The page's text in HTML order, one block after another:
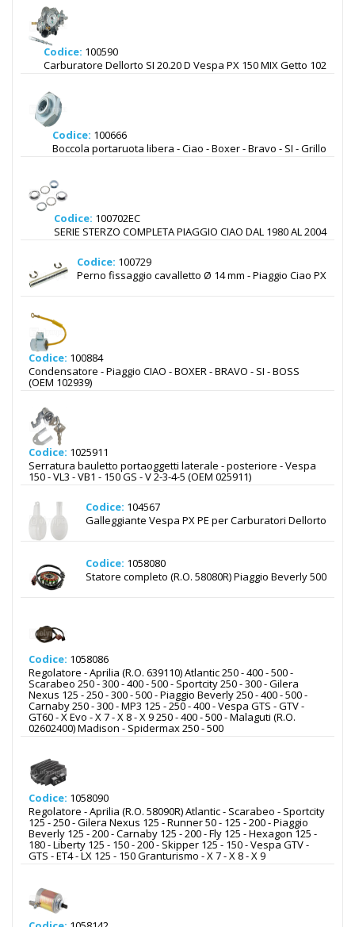
Codice: 100590
Carburatore Dellorto SI 20.20 D Vespa PX 150 MIX Getto 102
Codice: 100666
Boccola portaruota libera - Ciao - Boxer - Bravo - SI - Grillo
Codice: 100702EC
SERIE STERZO COMPLETA PIAGGIO CIAO DAL 1980 AL 2004
Codice: 100729
Perno fissaggio cavalletto Ø 14 mm - Piaggio Ciao PX
Codice: 100884
Condensatore - Piaggio CIAO - BOXER - BRAVO - SI - BOSS
(OEM 102939)
Codice: 1025911
Serratura bauletto portaoggetti laterale - posteriore - Vespa
150 - VL3 - VB1 - 150 GS - V 2-3-4-5 (OEM 025911)
Codice: 104567
Galleggiante Vespa PX PE per Carburatori Dellorto
Codice: 1058080
Statore completo (R.O. 58080R) Piaggio Beverly 500
Codice: 1058086
Regolatore - Aprilia (R.O. 639110) Atlantic 250 - 400 - 500 -
Scarabeo 250 - 300 - 400 - 500 - Sportcity 250 - 300 - Gilera
Nexus 125 - 250 - 300 - 500 - Piaggio Beverly 250 - 400 - 500 -
Carnaby 250 - 300 - MP3 125 - 250 - 400 - Vespa GTS - GTV -
GT60 - X Evo - X 7 - X 8 - X 9 250 - 400 - 500 - Malaguti (R.O.
02602400) Madison - Spidermax 250 - 500
Codice: 1058090
Regolatore - Aprilia (R.O. 58090R) Atlantic - Scarabeo - Sportcity
125 - 250 - Gilera Nexus 125 - Runner 50 - 125 - 200 - Piaggio
Beverly 125 - 200 - Carnaby 125 - 200 - Fly 125 - Hexagon 125 -
180 - Liberty 125 - 150 - 200 - Skipper 125 - 150 - Vespa GTV -
GTS - ET4 - LX 125 - 150 Granturismo - X 7 - X 8 - X 9